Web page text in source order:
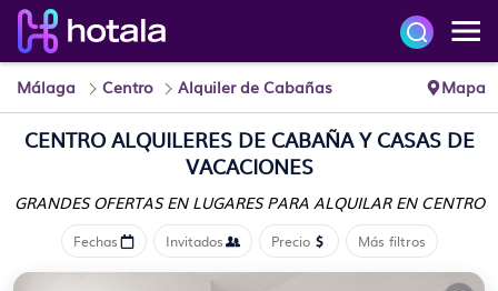
Málaga Centro Alquiler de Cabañas Mapa
CENTROALQUILERES DE CABAÑA Y CASAS DE
VACACIONES
GRANDES OFERTAS EN LUGARESPARA ALQUILAR EN CENTRO
Fechas Invitados Precio Más filtros